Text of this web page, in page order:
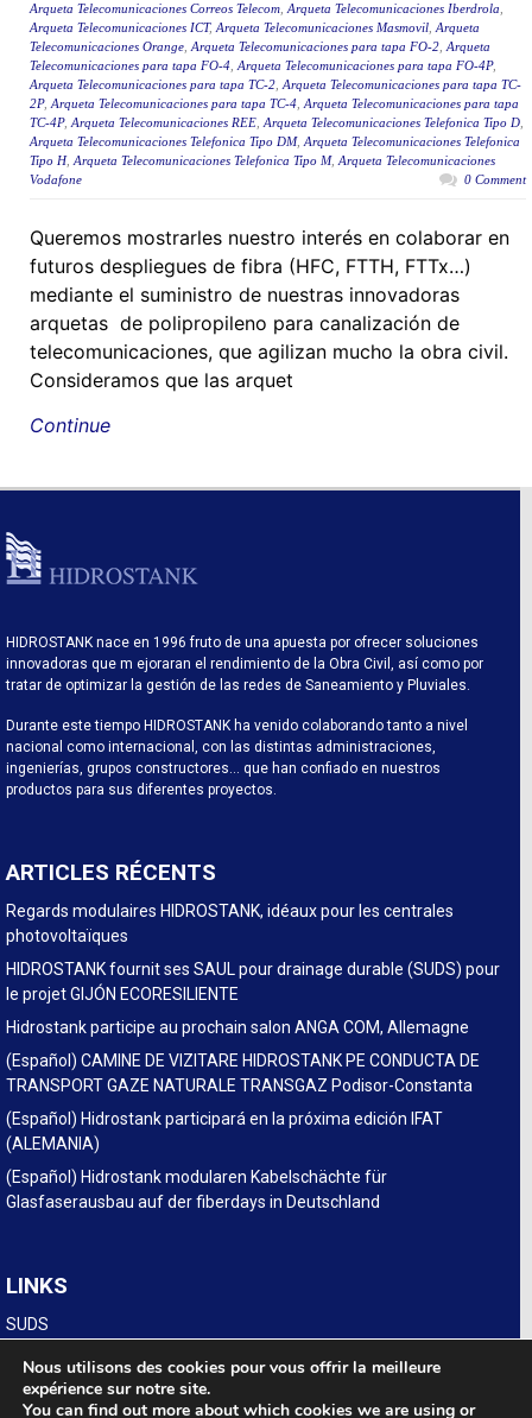
Arqueta Telecomunicaciones Correos Telecom Arqueta Telecomunicaciones Iberdrola
Arqueta Telecomunicaciones ICT, Arqueta Telecomunicaciones Masmovil Arqueta
Telecomunicaciones Orange Arqueta Telecomunicaciones para tapa FO-2 Arqueta
Telecomunicaciones para tapa FO-4 Arqueta Telecomunicaciones para tapa FO-4P,
Arqueta Telecomunicaciones para tapa TC-2 Arqueta Telecomunicaciones para tapa TC-
2P, Arqueta Telecomunicaciones para tapa TC-4 Arqueta Telecomunicaciones para tapa
TC-4P, Arqueta Telecomunicaciones REE Arqueta Telecomunicaciones Telefonica Tipo D
Arqueta Telecomunicaciones Telefonica Tipo DM, Arqueta Telecomunicaciones Telefonica
Tipo H, Arqueta Telecomunicaciones Telefonica Tipo M, Arqueta Telecomunicaciones
Vodafone
0 Comment
Queremos mostrarles nuestro interés en colaborar en
futuros despliegues de fibra (HFC, FTTH, FTTx…)
mediante el suministro de nuestras innovadoras
arquetas de polipropileno para canalización de
telecomunicaciones, que agilizan mucho la obra civil.
Consideramos que las arquet
Continue
HIDROSTANK nace en 1996 fruto de una apuesta por ofrecer soluciones
innovadoras que m ejoraran el rendimiento de la Obra Civil, así como por
tratar de optimizar la gestión de las redes de Saneamiento y Pluviales.
Durante este tiempo HIDROSTANK ha venido colaborando tanto a nivel
nacional como internacional, con las distintas administraciones,
ingenierías, grupos constructores… que han confiado en nuestros
productos para sus diferentes proyectos.
ARTICLES RÉCENTS
Regards modulaires HIDROSTANK, idéaux pour les centrales
photovoltaïques
HIDROSTANK fournit ses SAUL pour drainage durable (SUDS) pour
le projet GIJÓN ECORESILIENTE
Hidrostank participe au prochain salon ANGA COM, Allemagne
(Español) CAMINE DE VIZITARE HIDROSTANK PE CONDUCTA DE
TRANSPORT GAZE NATURALE TRANSGAZ Podisor-Constanta
(Español) Hidrostank participará en la próxima edición IFAT
(ALEMANIA)
(Español) Hidrostank modularen Kabelschächte für
Glasfaserausbau auf der fiberdays in Deutschland
LINKS
SUDS
LegalNous utilisons des cookies pour vous offrir la meilleure
expérience sur notre site.
You can find out more about which cookies we are using or